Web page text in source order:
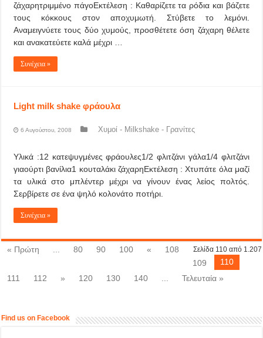
ζάχαρητριμμένο πάγοΕκτέλεση : Καθαρίζετε τα ρόδια και βάζετε
τους κόκκους στον αποχυμωτή. Στύβετε το λεμόνι.
Αναμειγνύετε τους δύο χυμούς, προσθέτετε όση ζάχαρη θέλετε
και ανακατεύετε καλά μέχρι …
Συνέχεια »
Light milk shake φράουλα
6 Αυγούστου, 2008 Χυμοί - Milkshake - Γρανίτες
Υλικά :12 κατεψυγμένες φράουλες1/2 φλιτζάνι γάλα1/4 φλιτζάνι
γιαούρτι βανίλια1 κουταλάκι ζάχαρηΕκτέλεση : Χτυπάτε όλα μαζί
τα υλικά στο μπλέντερ μέχρι να γίνουν ένας λείος πολτός.
Σερβίρετε σε ένα ψηλό κολονάτο ποτήρι.
Συνέχεια »
Σελίδα 110 από 1.207
« Πρώτη 80 90 100 «
108
109
110
111
112 » 120 130 140 Τελευταία »
Find us on Facebook